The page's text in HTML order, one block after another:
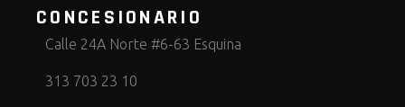
CONCESIONARIO
Calle 24A Norte #6-63 Esquina
313 703 23 10